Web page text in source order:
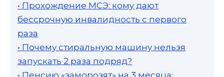
• Прохождение МСЭ: кому дают
бессрочную инвалидность с первого
раза
• Почему стиральную машину нельзя
запускать 2 раза подряд?